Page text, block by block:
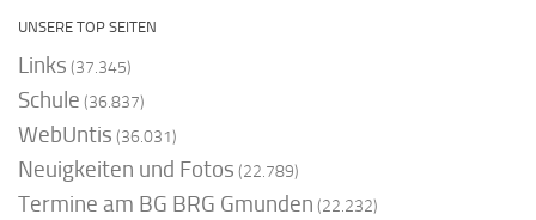
UNSERE TOP SEITEN
Links (37.345)
Schule (36.837)
WebUntis (36.031)
Neuigkeiten und Fotos (22.789)
Termine am BG BRG Gmunden (22.232)